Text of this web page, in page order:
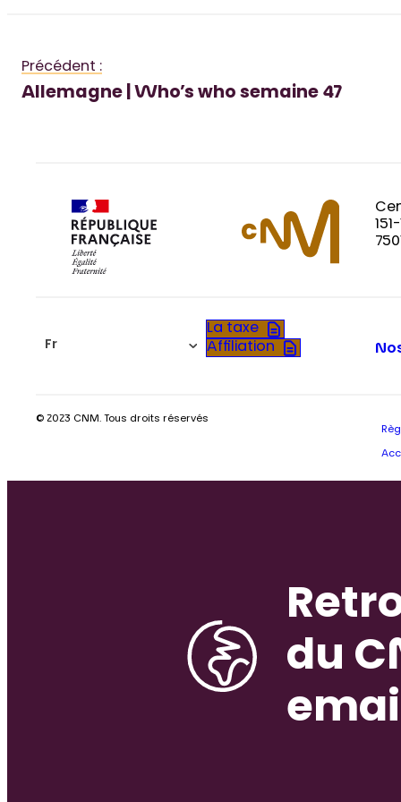
Précédent :
Allemagne | Who’s who semaine 47
Fr
La taxe
Affiliation
© 2023 CNM. Tous droits réservés
du